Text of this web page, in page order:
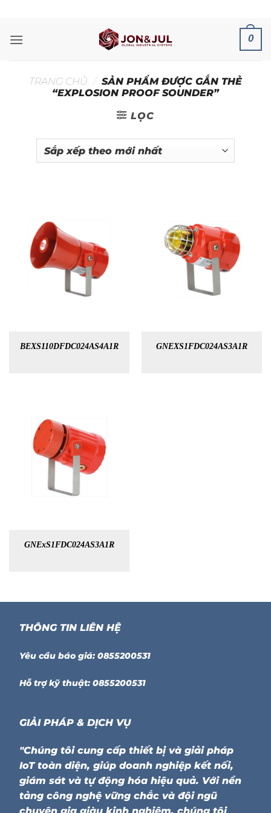
nội
0
TRANG CHỦ / SẢN PHẨM ĐƯỢC GẮN THẺ
“EXPLOSION PROOF SOUNDER”
LỌC
BEXS110DFDC024AS4A1R GNEXS1FDC024AS3A1R
GNExS1FDC024AS3A1R
THÔNG TIN LIÊN HỆ
Yêu cầu báo giá: 0855200531
Hỗ trợ kỹ thuật: 0855200531
GIẢI PHÁP & DỊCH VỤ
"Chúng tôi cung cấp thiết bị và giải pháp
IoT toàn diện, giúp doanh nghiệp kết nối,
giám sát và tự động hóa hiệu quả. Với nền
tảng công nghệ vững chắc và đội ngũ
chuyên gia giàu kinh nghiệm, chúng tôi